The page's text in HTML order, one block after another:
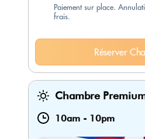
Paiement sur place.
frais.
Réserver
Chambre
10am - 10pm